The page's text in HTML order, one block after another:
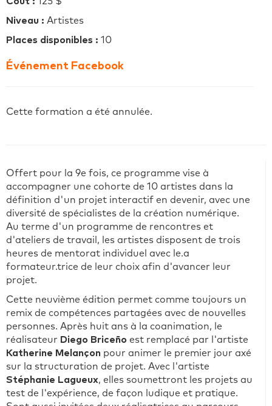
Offert pour la 9e fois, ce programme vise à
accompagner une cohorte de 10 artistes dans la
définition d'un projet interactif en devenir, avec une
diversité de spécialistes de la création numérique.
Au terme d'un programme de rencontres et
d'ateliers de travail, les artistes disposent de trois
heures de mentorat individuel avec le.a
formateur.trice de leur choix afin d'avancer leur
projet.
Cette neuvième édition permet comme toujours un
remix de compétences partagées avec de nouvelles
personnes. Après huit ans à la coanimation, le
réalisateur Diego Briceño est remplacé par l'artiste
Katherine Melançon pour animer le premier jour axé
sur la structuration de projet. Avec l'artiste
Stéphanie Lagueux, elles soumettront les projets au
test de l'expérience, de façon ludique et pratique.
Niveau : Artistes
Places disponibles : 10
Événement Facebook
Cette formation a été annulée.